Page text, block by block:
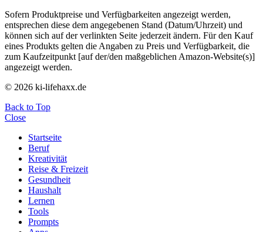
Sofern Produktpreise und Verfügbarkeiten angezeigt werden,
entsprechen diese dem angegebenen Stand (Datum/Uhrzeit) und
können sich auf der verlinkten Seite jederzeit ändern. Für den Kauf
eines Produkts gelten die Angaben zu Preis und Verfügbarkeit, die
zum Kaufzeitpunkt [auf der/den maßgeblichen Amazon-Website(s)]
angezeigt werden.
© 2026 ki-lifehaxx.de
Back to Top
Close
Startseite
Beruf
Kreativität
Reise & Freizeit
Gesundheit
Haushalt
Lernen
Tools
Prompts